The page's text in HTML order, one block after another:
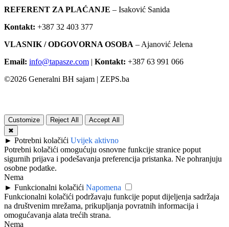
REFERENT ZA PLAĆANJE – Isaković Sanida
Kontakt: +387 32 403 377
VLASNIK / ODGOVORNA OSOBA – Ajanović Jelena
Email: info@tapasze.com | Kontakt: +387 63 991 066
©2026 Generalni BH sajam | ZEPS.ba
Customize Reject All
Accept All
✖
► Potrebni kolačići Uvijek aktivno
Potrebni kolačići omogućuju osnovne funkcije stranice poput
sigurnih prijava i podešavanja preferencija pristanka. Ne pohranjuju
osobne podatke.
Nema
► Funkcionalni kolačići Napomena
Funkcionalni kolačići podržavaju funkcije poput dijeljenja sadržaja
na društvenim mrežama, prikupljanja povratnih informacija i
omogućavanja alata trećih strana.
Nema